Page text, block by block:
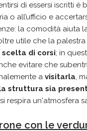
di essersi iscritti è
o all’ufficio e
la comodità aiuta
utile che la palestra
scelta di corsi; in
evitare che
a visitarla,
struttura sia
respira un'atmosfera
con le